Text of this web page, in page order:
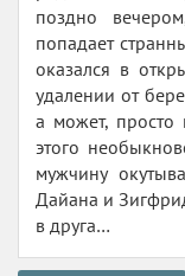
поздно
попадает
оказался в
удалении от
а может, просто
этого
мужчину
Дайана и
в друга…